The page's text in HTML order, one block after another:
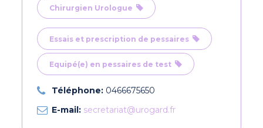
Chirurgien Urologue
Essais et prescription de pessaires
Equipé(e) en pessaires de test
Téléphone: 0466675650
E-mail: secretariat@urogard.fr